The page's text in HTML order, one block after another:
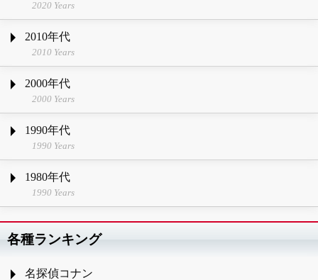
2020 Years
2010年代
2010 Years
2000年代
2000 Years
1990年代
1990 Years
1980年代
1990 Years
各種ランキング
名探偵コナン